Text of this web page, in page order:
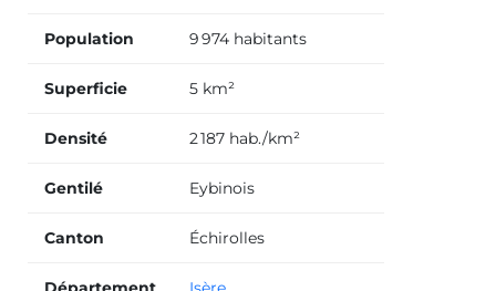
Population 9 974 habitants
Superficie 5 km²
Densité 2 187 hab./km²
Gentilé Eybinois
Canton Échirolles